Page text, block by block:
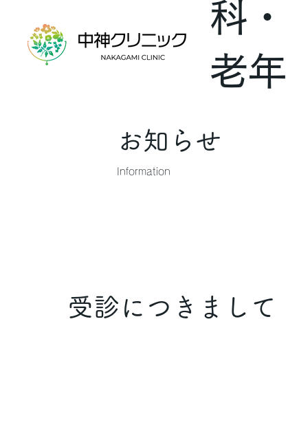
科・
老年
内科
受診につきまして
お知らせ
Information